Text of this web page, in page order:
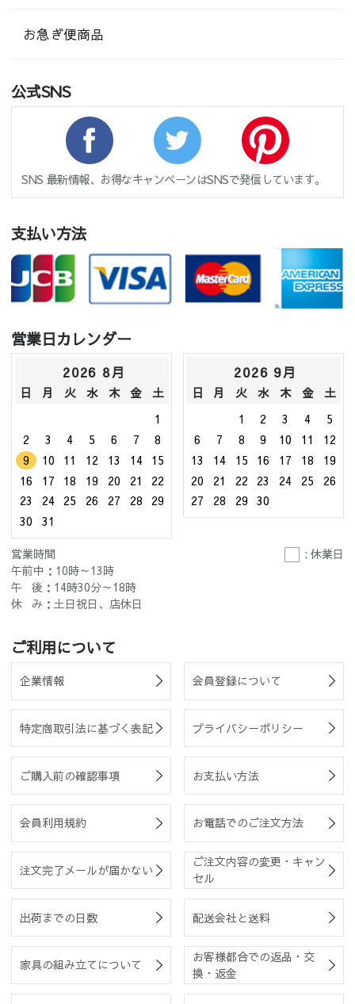
お急ぎ便商品
公式SNS
SNS 最新情報、お得なキャンペーンはSNSで発信しています。
支払い方法
営業日カレンダー
2026 8月
日 月 火 水 木 金
土
1
2
3 4 5 6 7
8
9
10 11 12 13 14
15
16
17 18 19 20 21
22
23
24 25 26 27 28
29
30
31
2026 9月
日 月 火 水 木 金
土
1
2 3 4
5
6
7 8 9 10 11
12
13
14 15 16 17 18
19
20
21 22 23 24 25
26
27
28 29 30
営業時間
: 休業日
午前中：10時～13時
午 後：14時30分～18時
休 み：土日祝日、店休日
ご利用について
企業情報 会員登録について
特定商取引法に基づく表記 プライバシーポリシー
ご購入前の確認事項 お支払い方法
会員利用規約 お電話でのご注文方法
注文完了メールが届かない
ご注文内容の変更・キャン
セル
出荷までの日数 配送会社と送料
家具の組み立てについて
お客様都合での返品・交
換・返金